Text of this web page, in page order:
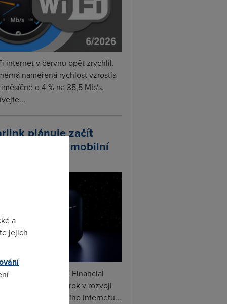
internet v červnu opět zrychlil.
naměřená rychlost vzrostla
o 4 % na 35,5 Mb/s.
plánuje začít
vlastní mobilní
podle informací Financial
připravuje další krok v rozvoji
Vedle satelitního internetu...
a
jejich